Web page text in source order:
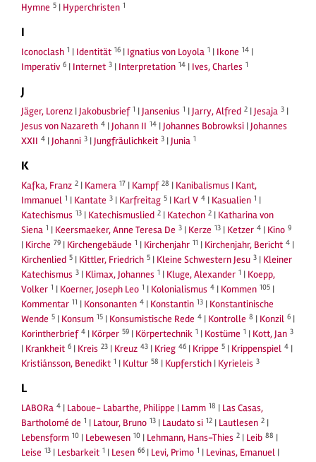
Hymne 5 | Hyperchristen 1
I
Iconoclash 1 | Identität 16 | Ignatius von Loyola 1 | Ikone 14 |
Imperativ 6 | Internet 3 | Interpretation 14 | Ives, Charles 1
J
Jäger, Lorenz | Jakobusbrief 1 | Jansenius 1 | Jarry, Alfred 2 | Jesaja 3 |
Jesus von Nazareth 4 | Johann II 14 | Johannes Bobrowksi | Johannes
XXII 4 | Johanni 3 | Jungfräulichkeit 3 | Junia 1
K
Kafka, Franz 2 | Kamera 17 | Kampf 28 | Kanibalismus | Kant,
Immanuel 1 | Kantate 3 | Karfreitag 5 | Karl V 4 | Kasualien 1 |
Katechismus 13 | Katechismuslied 2 | Katechon 2 | Katharina von
Siena 1 | Keersmaeker, Anne Teresa De 3 | Kerze 13 | Ketzer 4 | Kino 9
| Kirche 79 | Kirchengebäude 1 | Kirchenjahr 11 | Kirchenjahr, Bericht 4 |
Kirchenlied 5 | Kittler, Friedrich 5 | Kleine Schwestern Jesu 3 | Kleiner
Katechismus 3 | Klimax, Johannes 1 | Kluge, Alexander 1 | Koepp,
Volker 1 | Koerner, Joseph Leo 1 | Kolonialismus 4 | Kommen 105 |
Kommentar 11 | Konsonanten 4 | Konstantin 13 | Konstantinische
Wende 5 | Konsum 15 | Konsumistische Rede 4 | Kontrolle 8 | Konzil 6 |
Korintherbrief 4 | Körper 59 | Körpertechnik 1 | Kostüme 1 | Kott, Jan 3
| Krankheit 6 | Kreis 23 | Kreuz 43 | Krieg 46 | Krippe 5 | Krippenspiel 4 |
Kristiánsson, Benedikt 1 | Kultur 58 | Kupferstich | Kyrieleis 3
L
LABORa 4 | Laboue- Labarthe, Philippe | Lamm 18 | Las Casas,
Bartholomé de 1 | Latour, Bruno 13 | Laudato si 12 | Lautlesen 2 |
Lebensform 10 | Lebewesen 10 | Lehmann, Hans-Thies 2 | Leib 88 |
Leise 13 | Lesbarkeit 1 | Lesen 66 | Levi, Primo 1 | Levinas, Emanuel |